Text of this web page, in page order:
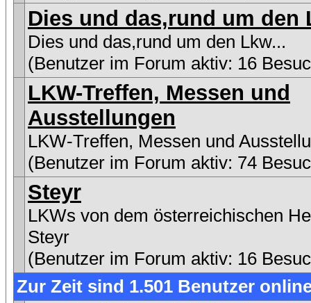
Dies und das,rund um den
Dies und das,rund um den Lkw...
(Benutzer im Forum aktiv: 16
LKW-Treffen, Messen und
Ausstellungen
LKW-Treffen, Messen und
(Benutzer im Forum aktiv: 74
Steyr
LKWs von dem österreichischen
Steyr
(Benutzer im Forum aktiv: 16
Zur Zeit sind 1.501 Benutzer